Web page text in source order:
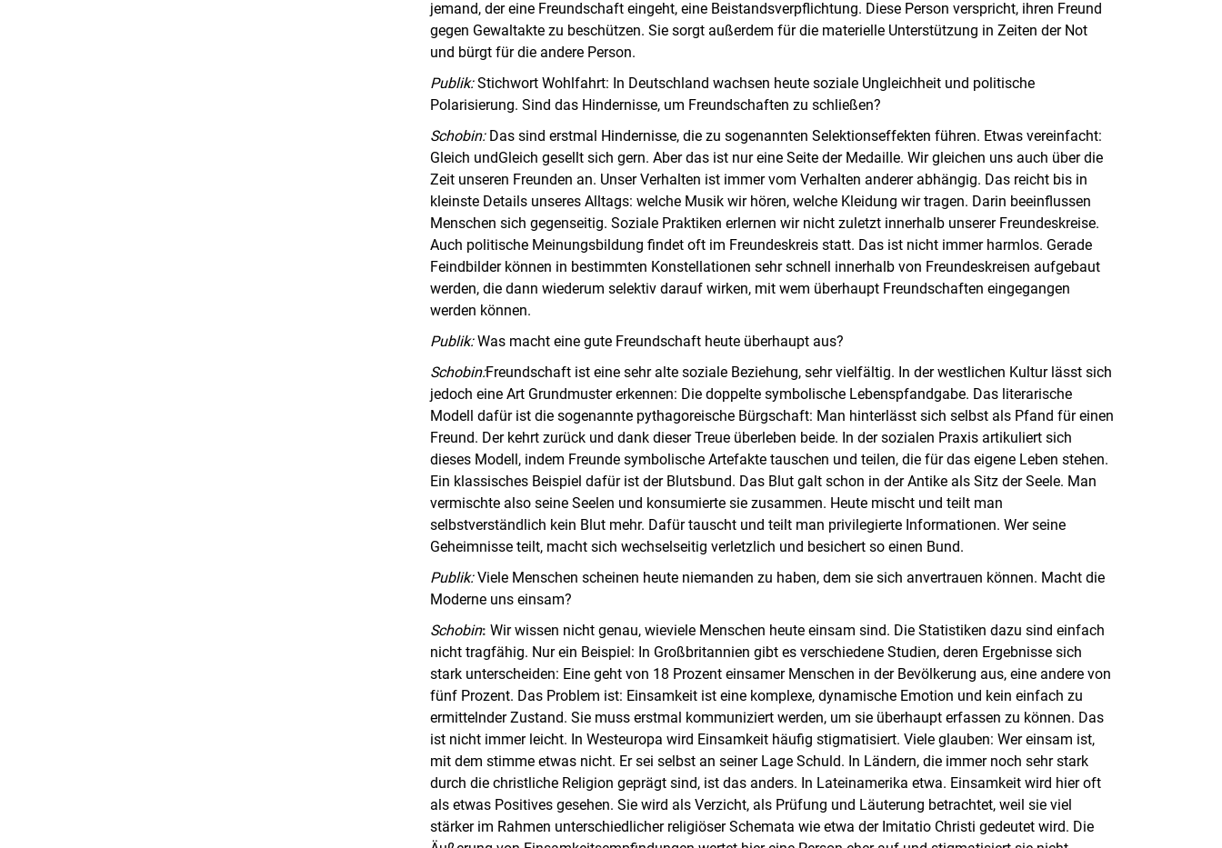
jemand, der eine Freundschaft eingeht, eine Beistandsverpflichtung. Diese Person verspricht, ihren Freund
gegen Gewaltakte zu beschützen. Sie sorgt außerdem für die materielle Unterstützung in Zeiten der Not
und bürgt für die andere Person.
Publik:Stichwort Wohlfahrt: In Deutschland wachsen heute soziale Ungleichheit und politische
Polarisierung. Sind das Hindernisse, um Freundschaften zu schließen?
Schobin: Das sind erstmal Hindernisse, die zu sogenannten Selektionseffekten führen. Etwas vereinfacht:
Gleich undGleich gesellt sich gern. Aber das ist nur eine Seite der Medaille. Wir gleichen uns auch über die
Zeit unseren Freunden an. Unser Verhalten ist immer vom Verhalten anderer abhängig. Das reicht bis in
kleinste Details unseres Alltags: welche Musik wir hören, welche Kleidung wir tragen. Darin beeinflussen
Menschen sich gegenseitig. Soziale Praktiken erlernen wir nicht zuletzt innerhalb unserer Freundeskreise.
Auch politische Meinungsbildung findet oft im Freundeskreis statt. Das ist nicht immer harmlos. Gerade
Feindbilder können in bestimmten Konstellationen sehr schnell innerhalb von Freundeskreisen aufgebaut
werden, die dann wiederum selektiv darauf wirken, mit wem überhaupt Freundschaften eingegangen
werden können.
Publik:Was macht eine gute Freundschaft heute überhaupt aus?
Schobin:Freundschaft ist eine sehr alte soziale Beziehung, sehr vielfältig. In der westlichen Kultur lässt sich
jedoch eine Art Grundmuster erkennen: Die doppelte symbolische Lebenspfandgabe. Das literarische
Modell dafür ist die sogenannte pythagoreische Bürgschaft: Man hinterlässt sich selbst als Pfand für einen
Freund. Der kehrt zurück und dank dieser Treue überleben beide. In der sozialen Praxis artikuliert sich
dieses Modell, indem Freunde symbolische Artefakte tauschen und teilen, die für das eigene Leben stehen.
Ein klassisches Beispiel dafür ist der Blutsbund. Das Blut galt schon in der Antike als Sitz der Seele. Man
vermischte also seine Seelen und konsumierte sie zusammen. Heute mischt und teilt man
selbstverständlich kein Blut mehr. Dafür tauscht und teilt man privilegierte Informationen. Wer seine
Geheimnisse teilt, macht sich wechselseitig verletzlich und besichert so einen Bund.
Publik:Viele Menschen scheinen heute niemanden zu haben, dem sie sich anvertrauen können. Macht die
Moderne uns einsam?
Schobin:Wir wissen nicht genau, wieviele Menschen heute einsam sind. Die Statistiken dazu sind einfach
nicht tragfähig. Nur ein Beispiel: In Großbritannien gibt es verschiedene Studien, deren Ergebnisse sich
stark unterscheiden: Eine geht von 18 Prozent einsamer Menschen in der Bevölkerung aus, eine andere von
fünf Prozent. Das Problem ist: Einsamkeit ist eine komplexe, dynamische Emotion und kein einfach zu
ermittelnder Zustand. Sie muss erstmal kommuniziert werden, um sie überhaupt erfassen zu können. Das
ist nicht immer leicht. In Westeuropa wird Einsamkeit häufig stigmatisiert. Viele glauben: Wer einsam ist,
mit dem stimme etwas nicht. Er sei selbst an seiner Lage Schuld. In Ländern, die immer noch sehr stark
durch die christliche Religion geprägt sind, ist das anders. In Lateinamerika etwa. Einsamkeit wird hier oft
als etwas Positives gesehen. Sie wird als Verzicht, als Prüfung und Läuterung betrachtet, weil sie viel
stärker im Rahmen unterschiedlicher religiöser Schemata wie etwa der Imitatio Christi gedeutet wird. Die